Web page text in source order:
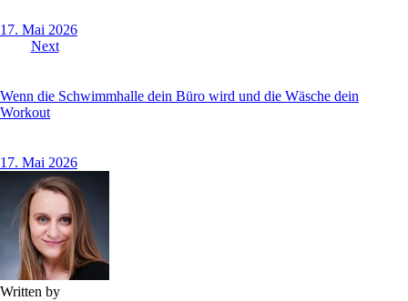
17. Mai 2026
Next
Wenn die Schwimmhalle dein Büro wird und die Wäsche dein
Workout
17. Mai 2026
Written by